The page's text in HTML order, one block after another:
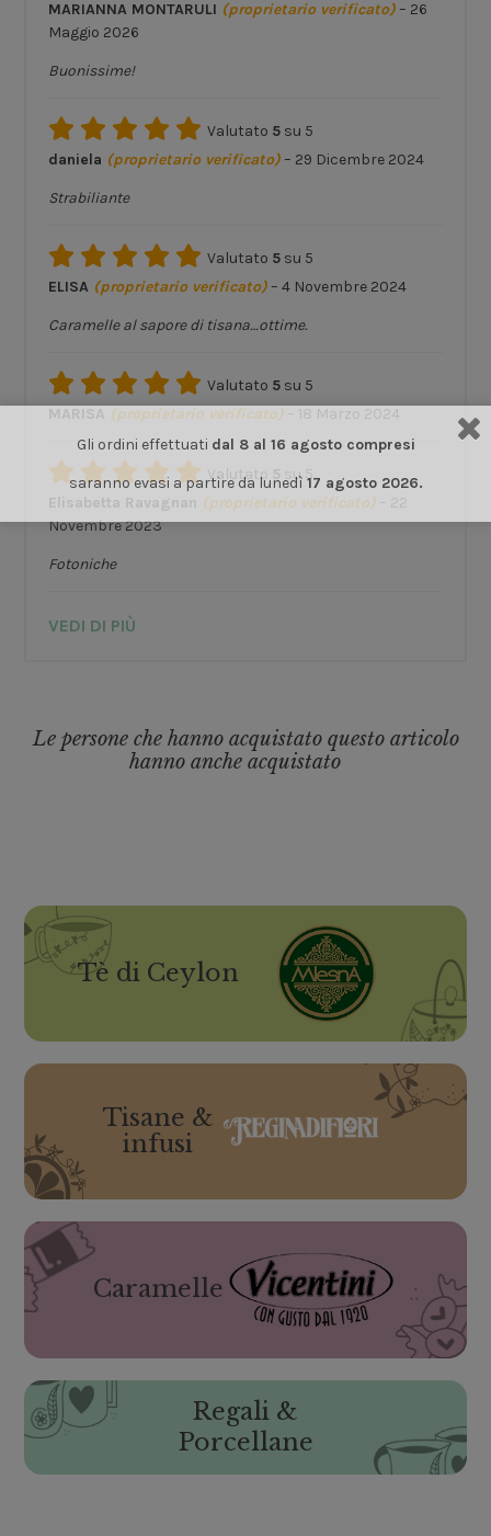
MARIANNA MONTARULI (proprietario verificato) – 26
Maggio 2026
Buonissime!
Valutato 5 su 5
daniela (proprietario verificato) – 29 Dicembre 2024
Strabiliante
Valutato 5 su 5
ELISA (proprietario verificato) – 4 Novembre 2024
Caramelle al sapore di tisana…ottime.
Valutato 5 su 5
MARISA (proprietario verificato) – 18 Marzo 2024
Valutato 5 su 5
Elisabetta Ravagnan (proprietario verificato) – 22
Novembre 2023
Fotoniche
VEDI DI PIÙ
Le persone che hanno acquistato questo articolo
hanno anche acquistato
Tè di Ceylon
Tisane &
infusi
Caramelle
Regali &
Porcellane
Gli ordini effettuati dal 8 al 16 agosto compresi
saranno evasi a partire da lunedì 17 agosto 2026.